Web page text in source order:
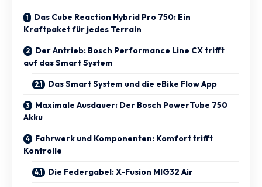
Das Cube Reaction Hybrid Pro 750: Ein
Kraftpaket für jedes Terrain
Der Antrieb: Bosch Performance Line CX trifft
auf das Smart System
Das Smart System und die eBike Flow App
Maximale Ausdauer: Der Bosch PowerTube 750
Akku
Fahrwerk und Komponenten: Komfort trifft
Kontrolle
Die Federgabel: X-Fusion MIG32 Air